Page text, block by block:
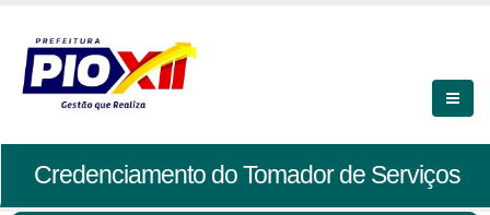
Credenciamento do Tomador de Serviços